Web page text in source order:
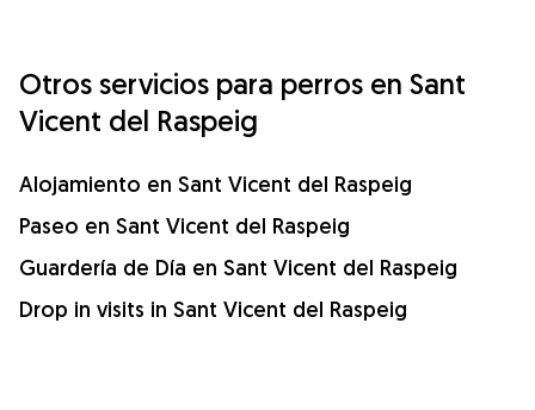
Otros servicios para perros en Sant
Vicent del Raspeig
Alojamiento en Sant Vicent del Raspeig
Paseo en Sant Vicent del Raspeig
Guardería de Día en Sant Vicent del Raspeig
Drop in visits in Sant Vicent del Raspeig